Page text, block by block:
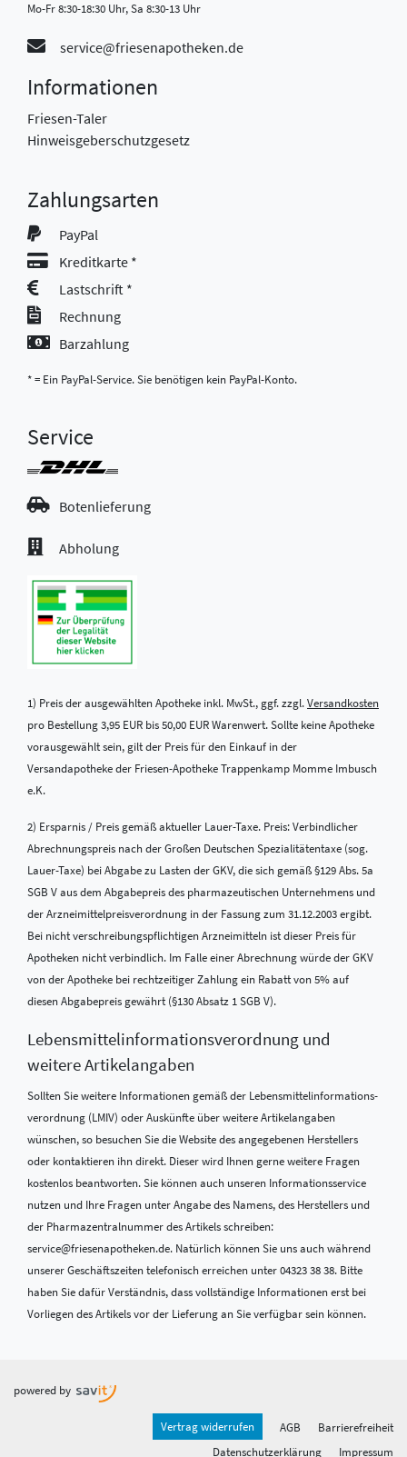
Mo-Fr 8:30-18:30 Uhr, Sa 8:30-13 Uhr
service@friesenapotheken.de
Informationen
Friesen-Taler
Hinweisgeberschutzgesetz
Zahlungsarten
PayPal
Kreditkarte *
Lastschrift *
Rechnung
Barzahlung
* = Ein PayPal-Service. Sie benötigen kein PayPal-Konto.
Service
Botenlieferung
Abholung
1) Preis der ausgewählten Apotheke inkl. MwSt., ggf. zzgl.Versandkosten
pro Bestellung 3,95 EUR bis 50,00 EUR Warenwert. Sollte keine Apotheke
vorausgewählt sein, gilt der Preis für den Einkauf in der
Versandapotheke der Friesen-Apotheke Trappenkamp Momme Imbusch
e.K.
2) Ersparnis / Preis gemäß aktueller Lauer-Taxe. Preis: Verbindlicher
Abrechnungspreis nach der Großen Deutschen Spezialitätentaxe (sog.
Lauer-Taxe) bei Abgabe zu Lasten der GKV, die sich gemäß §129 Abs. 5a
SGB V aus dem Abgabepreis des pharmazeutischen Unternehmens und
der Arzneimittelpreisverordnung in der Fassung zum 31.12.2003 ergibt.
Bei nicht verschreibungspflichtigen Arzneimitteln ist dieser Preis für
Apotheken nicht verbindlich. Im Falle einer Abrechnung würde der GKV
von der Apotheke bei rechtzeitiger Zahlung ein Rabatt von 5% auf
diesen Abgabepreis gewährt (§130 Absatz 1 SGB V).
Lebensmittel­informations­verordnung und
weitere Artikelangaben
Sollten Sie weitere Informationen gemäß der Lebensmittel­informations­
verordnung (LMIV) oder Auskünfte über weitere Artikelangaben
wünschen, so besuchen Sie die Website des angegebenen Herstellers
oder kontaktieren ihn direkt. Dieser wird Ihnen gerne weitere Fragen
kostenlos beantworten. Sie können auch unseren Informationsservice
nutzen und Ihre Fragen unter Angabe des Namens, des Herstellers und
der Pharmazentralnummer des Artikels schreiben:
service@friesenapotheken.de. Natürlich können Sie uns auch während
unserer Geschäftszeiten telefonisch erreichen unter 04323 38 38. Bitte
haben Sie dafür Verständnis, dass vollständige Informationen erst bei
Vorliegen des Artikels vor der Lieferung an Sie verfügbar sein können.
powered by
Vertrag widerrufen AGB
Barrierefreiheit
Datenschutzerklärung
Impressum